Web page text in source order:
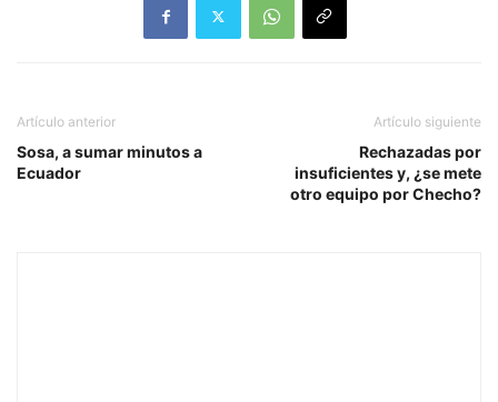
Artículo anterior
Sosa, a sumar minutos a
Ecuador
Artículo siguiente
Rechazadas por
insuficientes y, ¿se mete
otro equipo por Checho?